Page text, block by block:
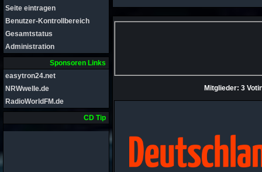
Seite eintragen
Benutzer-Kontrollbereich
Gesamtstatus
Administration
Sponsoren Links
easytron24.net
NRWwelle.de
RadioWorldFM.de
CD Tip
Mitglieder: 3